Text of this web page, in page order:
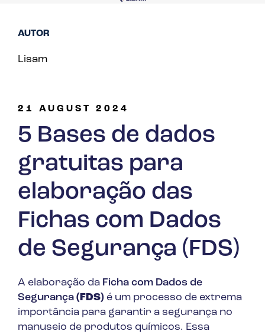
21 AUGUST 2024
5 Bases de dados
gratuitas para
elaboração das
Fichas com Dados
de Segurança (FDS)
A elaboração da Ficha com Dados de
Segurança (FDS) é um processo de extrema
importância para garantir a segurança no
manuseio de produtos químicos. Essa
AUTOR
Lisam